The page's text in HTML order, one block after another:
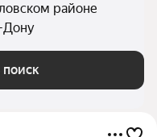
районе
Дону